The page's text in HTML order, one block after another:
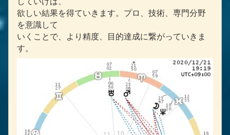
欲しい結果を得ていきます。プロ、技術、専門分野
を意識して
いくことで、より精度、目的達成に繋がっていきま
す。